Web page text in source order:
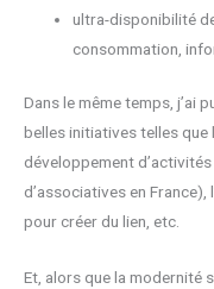
ultra-disponibilité
consommation,
Dans le même temps, j’ai
belles initiatives telles que
développement
d’associatives en
pour créer du lien, etc.
Et, alors que la modernité